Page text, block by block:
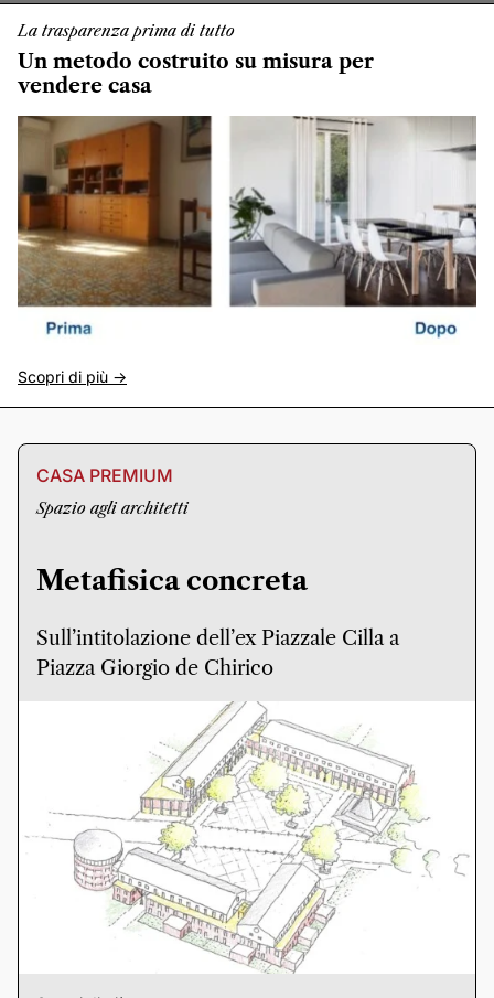
La trasparenza prima di tutto
Un metodo costruito su misura per
vendere casa
Scopri di più ->
CASA PREMIUM
Spazio agli architetti
Metafisica concreta
Sull’intitolazione dell’ex Piazzale Cilla a
Piazza Giorgio de Chirico